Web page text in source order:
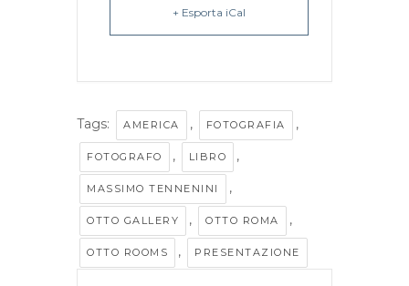
+ Esporta iCal
Tags: AMERICA , FOTOGRAFIA ,
FOTOGRAFO , LIBRO ,
MASSIMO TENNENINI ,
OTTO GALLERY , OTTO ROMA ,
OTTO ROOMS , PRESENTAZIONE